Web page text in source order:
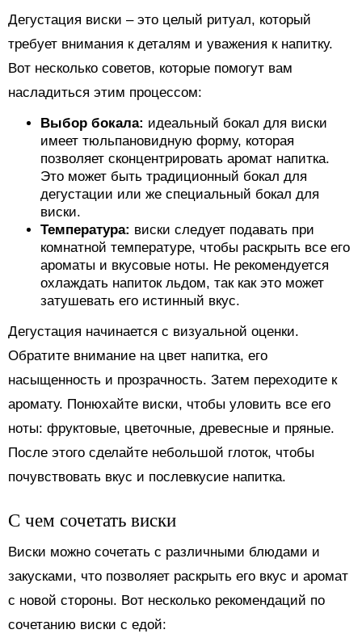
Дегустация виски – это целый ритуал, который
требует внимания к деталям и уважения к напитку.
Вот несколько советов, которые помогут вам
насладиться этим процессом:
Выбор бокала: идеальный бокал для виски
имеет тюльпановидную форму, которая
позволяет сконцентрировать аромат напитка.
Это может быть традиционный бокал для
дегустации или же специальный бокал для
виски.
Температура: виски следует подавать при
комнатной температуре, чтобы раскрыть все его
ароматы и вкусовые ноты. Не рекомендуется
охлаждать напиток льдом, так как это может
затушевать его истинный вкус.
Дегустация начинается с визуальной оценки.
Обратите внимание на цвет напитка, его
насыщенность и прозрачность. Затем переходите к
аромату. Понюхайте виски, чтобы уловить все его
ноты: фруктовые, цветочные, древесные и пряные.
После этого сделайте небольшой глоток, чтобы
почувствовать вкус и послевкусие напитка.
С чем сочетать виски
Виски можно сочетать с различными блюдами и
закусками, что позволяет раскрыть его вкус и аромат
с новой стороны. Вот несколько рекомендаций по
сочетанию виски с едой: